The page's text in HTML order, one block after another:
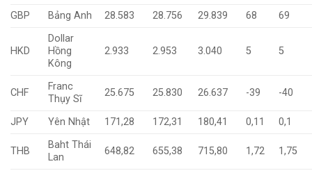
GBP
Bảng Anh 28.583 28.756 29.839 68 69
HKD
Dollar
Hồng
Kông
2.933 2.953 3.040 5 5
CHF
Franc
Thụy Sĩ
25.675 25.830 26.637 -39 -40
JPY Yên Nhật 171,28 172,31 180,41 0,11 0,1
THB
Baht Thái
Lan
648,82 655,38 715,80 1,72 1,75